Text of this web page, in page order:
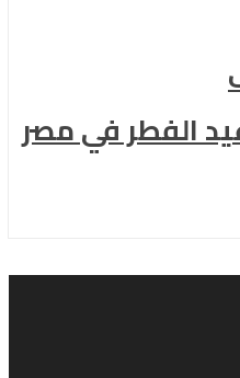
الفطر في مصر